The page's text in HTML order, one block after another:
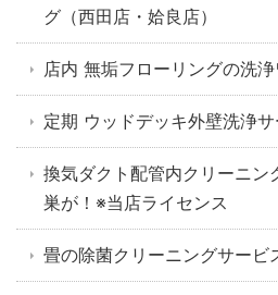
グ（西田店・姶良店）
店内 無垢フローリングの洗
定期 ウッドデッキ外壁洗浄サ
換気ダクト配管内クリーニ
巣が！※当店ライセンス
畳の除菌クリーニングサー